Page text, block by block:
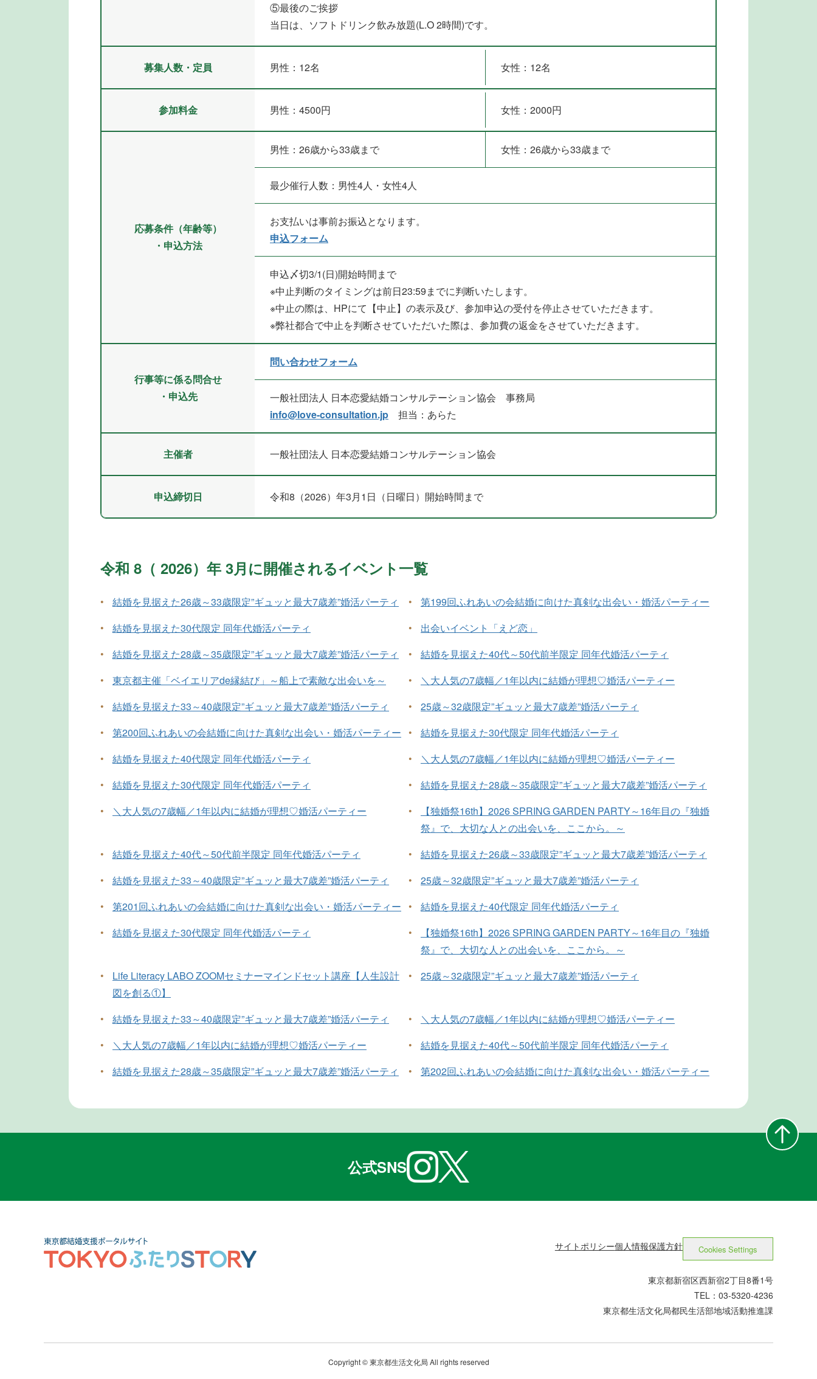
⑤最後のご挨拶
当日は、ソフトドリンク飲み放題(L.O 2時間)です。
募集人数・定員 男性：12名 女性：12名
参加料金 男性：4500円 女性：2000円
応募条件（年齢等）
・申込方法
男性：26歳から33歳まで 女性：26歳から33歳まで
最少催行人数：男性4人・女性4人
お支払いは事前お振込となります。
申込フォーム
申込〆切3/1(日)開始時間まで
※中止判断のタイミングは前日23:59までに判断いたします。
※中止の際は、HPにて【中止】の表示及び、参加申込の受付を停止させていただきます。
※弊社都合で中止を判断させていただいた際は、参加費の返金をさせていただきます。
行事等に係る問合せ
・申込先
問い合わせフォーム
一般社団法人 日本恋愛結婚コンサルテーション協会 事務局
info@love-consultation.jp 担当：あらた
主催者 一般社団法人 日本恋愛結婚コンサルテーション協会
申込締切日 令和8（2026）年3月1日（日曜日）開始時間まで
令和 8（ 2026）年 3月に開催されるイベント一覧
• 結婚を見据えた26歳～33歳限定”ギュッと最大7歳差”婚活パーティ •
第199回ふれあいの会結婚に向けた真剣な出会い・婚活パーティー
•
結婚を見据えた30代限定 同年代婚活パーティ •
出会いイベント「えど恋」
•
結婚を見据えた28歳～35歳限定”ギュッと最大7歳差”婚活パーティ •
結婚を見据えた40代～50代前半限定 同年代婚活パーティ
•
東京都主催「ベイエリアde縁結び」～船上で素敵な出会いを～ •
＼大人気の7歳幅／1年以内に結婚が理想♡婚活パーティー
•
結婚を見据えた33～40歳限定”ギュッと最大7歳差”婚活パーティ •
25歳～32歳限定”ギュッと最大7歳差”婚活パーティ
•
第200回ふれあいの会結婚に向けた真剣な出会い・婚活パーティー •
結婚を見据えた30代限定 同年代婚活パーティ
•
結婚を見据えた40代限定 同年代婚活パーティ •
＼大人気の7歳幅／1年以内に結婚が理想♡婚活パーティー
•
結婚を見据えた30代限定 同年代婚活パーティ •
結婚を見据えた28歳～35歳限定”ギュッと最大7歳差”婚活パーティ
•
＼大人気の7歳幅／1年以内に結婚が理想♡婚活パーティー •
【独婚祭16th】2026 SPRING GARDEN PARTY～16年目の『独婚
祭』で、大切な人との出会いを、ここから。～
•
結婚を見据えた40代～50代前半限定 同年代婚活パーティ •
結婚を見据えた26歳～33歳限定”ギュッと最大7歳差”婚活パーティ
•
結婚を見据えた33～40歳限定”ギュッと最大7歳差”婚活パーティ •
25歳～32歳限定”ギュッと最大7歳差”婚活パーティ
•
第201回ふれあいの会結婚に向けた真剣な出会い・婚活パーティー •
結婚を見据えた40代限定 同年代婚活パーティ
•
結婚を見据えた30代限定 同年代婚活パーティ •
【独婚祭16th】2026 SPRING GARDEN PARTY～16年目の『独婚
祭』で、大切な人との出会いを、ここから。～
•
Life Literacy LABO ZOOMセミナーマインドセット講座【人生設計
図を創る①】
• 25歳～32歳限定”ギュッと最大7歳差”婚活パーティ
• 結婚を見据えた33～40歳限定”ギュッと最大7歳差”婚活パーティ •
＼大人気の7歳幅／1年以内に結婚が理想♡婚活パーティー
•
＼大人気の7歳幅／1年以内に結婚が理想♡婚活パーティー •
結婚を見据えた40代～50代前半限定 同年代婚活パーティ
•
結婚を見据えた28歳～35歳限定”ギュッと最大7歳差”婚活パーティ • 第202回ふれあいの会結婚に向けた真剣な出会い・婚活パーティー
公式SNS
サイトポリシー個人情報保護方針 Cookies Settings
東京都新宿区西新宿2丁目8番1号
TEL：03-5320-4236
東京都生活文化局都民生活部地域活動推進課
Copyright © 東京都生活文化局 All rights reserved